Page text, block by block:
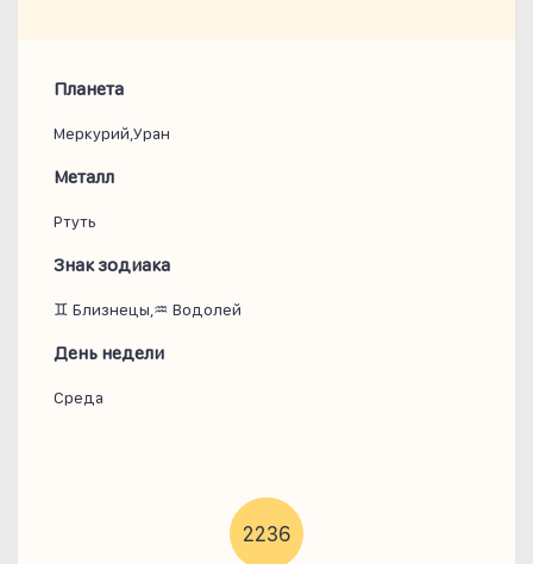
Планета
Меркурий,Уран
Металл
Ртуть
Знак зодиака
♊ Близнецы,♒ Водолей
День недели
Среда
2236